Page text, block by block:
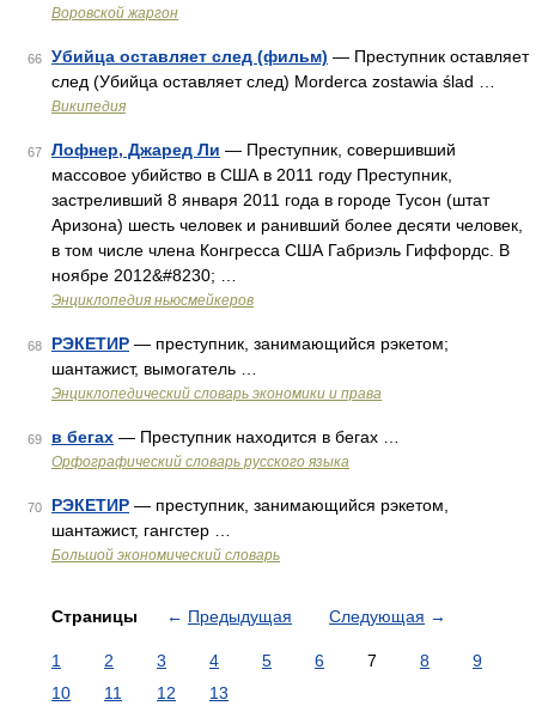
Воровской жаргон
66 Убийца оставляет след (фильм) — Преступник оставляет
след (Убийца оставляет след) Morderca zostawia ślad …
Википедия
67 Лофнер, Джаред Ли — Преступник, совершивший
массовое убийство в США в 2011 году Преступник,
застреливший 8 января 2011 года в городе Тусон (штат
Аризона) шесть человек и ранивший более десяти человек,
в том числе члена Конгресса США Габриэль Гиффордс. В
ноябре 2012&#8230; …
Энциклопедия ньюсмейкеров
68 РЭКЕТИР — преступник, занимающийся рэкетом;
шантажист, вымогатель …
Энциклопедический словарь экономики и права
69 в бегах — Преступник находится в бегах …
Орфографический словарь русского языка
70 РЭКЕТИР — преступник, занимающийся рэкетом,
шантажист, гангстер …
Большой экономический словарь
Страницы ← Предыдущая Следующая →
1 2 3 4 5 6 7 8
9
10
11 12 13